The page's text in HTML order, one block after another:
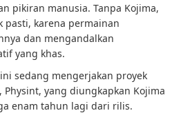
pikiran manusia. Tanpa Kojima,
pasti, karena permainan
dan mengandalkan
yang khas.
sedang mengerjakan proyek
Physint, yang diungkapkan Kojima
enam tahun lagi dari rilis.